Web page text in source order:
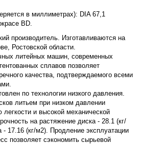
в миллиметрах): DIA 67,1
BD.
производитель. Изготавливаются на
Ростовской области.
литейных машин, современных
сплавов позволяет
качества, подтверждаемого всеми
по технологии низкого давления.
литьем при низком давлении
и высокой механической
на растяжение диска - 28.1 (кг/
17.16 (кг/м2). Продление эксплуатации
позволяет сэкономить сырьевой